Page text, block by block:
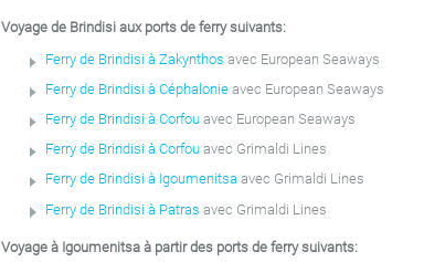
Voyage de Brindisi aux ports de ferry suivants:
Ferry de Brindisi à Zakynthos avec European Seaways
Ferry de Brindisi à Céphalonie avec European Seaways
Ferry de Brindisi à Corfou avec European Seaways
Ferry de Brindisi à Corfou avec Grimaldi Lines
Ferry de Brindisi à Igoumenitsa avec Grimaldi Lines
Ferry de Brindisi à Patras avec Grimaldi Lines
Voyage à Igoumenitsa à partir des ports de ferry suivants: